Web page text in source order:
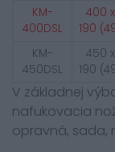
KM-
400DSL
400 x
190
KM-
450DSL
450 x
190
V základnej
nafukovacia
opravná, sada,